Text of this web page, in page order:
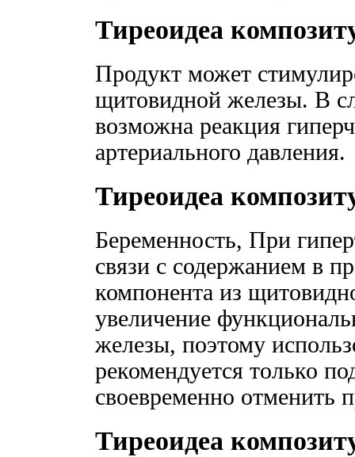
Тиреоидеа
Продукт может
щитовидной железы. В
возможна реакция
артериального давления.
Тиреоидеа
Беременность, При
связи с содержанием в
компонента из
увеличение
железы, поэтому
рекомендуется только
своевременно отменить
Тиреоидеа